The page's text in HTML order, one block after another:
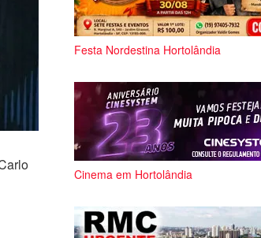
Festa Nordestina Hortolândia
Cinema em Hortolândia